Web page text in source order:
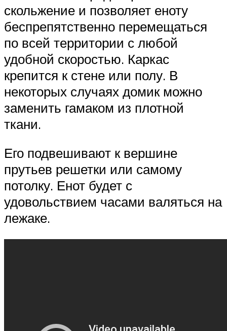
скольжение и позволяет еноту
беспрепятственно перемещаться
по всей территории с любой
удобной скоростью. Каркас
крепится к стене или полу. В
некоторых случаях домик можно
заменить гамаком из плотной
ткани.
Его подвешивают к вершине
прутьев решетки или самому
потолку. Енот будет с
удовольствием часами валяться на
лежаке.